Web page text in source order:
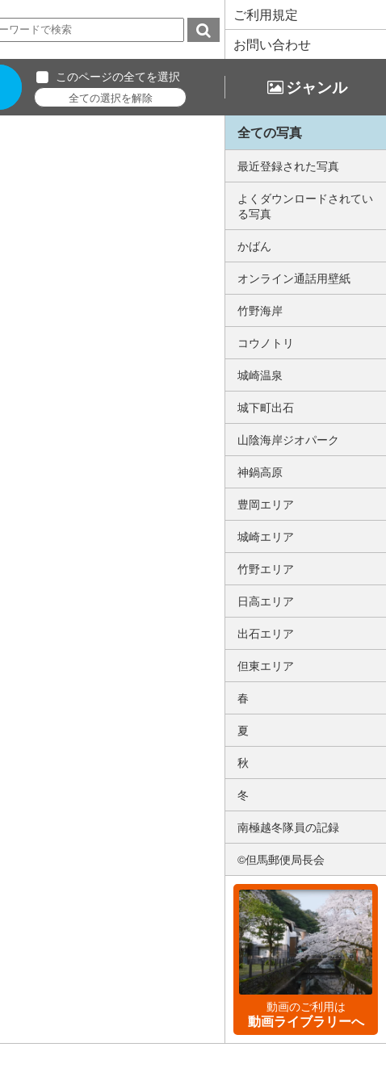
ご利用規定
お問い合わせ
このページの全てを選択
ジャンル
全ての写真
最近登録された写真
よくダウンロードされてい
る写真
かばん
オンライン通話用壁紙
竹野海岸
コウノトリ
城崎温泉
城下町出石
山陰海岸ジオパーク
神鍋高原
豊岡エリア
城崎エリア
竹野エリア
日高エリア
出石エリア
但東エリア
春
夏
秋
冬
南極越冬隊員の記録
©但馬郵便局長会
動画のご利用は
動画ライブラリーへ